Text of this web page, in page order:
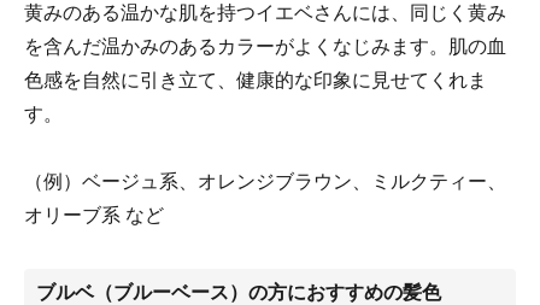
黄みのある温かな肌を持つイエベさんには、同じく黄み
を含んだ温かみのあるカラーがよくなじみます。肌の血
色感を自然に引き立て、健康的な印象に見せてくれま
す。
（例）ベージュ系、オレンジブラウン、ミルクティー、
オリーブ系 など
ブルベ（ブルーベース）の方におすすめの髪色